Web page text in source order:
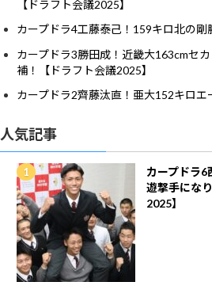
【ドラフト会議2025】
カープドラ4工藤泰己！159キロ北の剛
カープドラ3勝田成！近畿大163cmセ
補！【ドラフト会議2025】
カープドラ2齊藤汰直！亜大152キロエ
人気記事
カープドラ6
遊撃手にな
2025】